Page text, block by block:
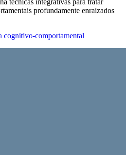
profundamente enraizados
cognitivo-comportamental